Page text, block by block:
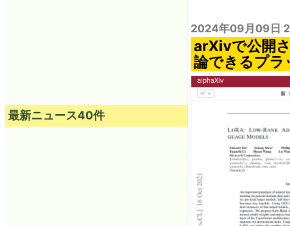
2024年09月09日
arXivで公開
論できるプラ
最新ニュース40件